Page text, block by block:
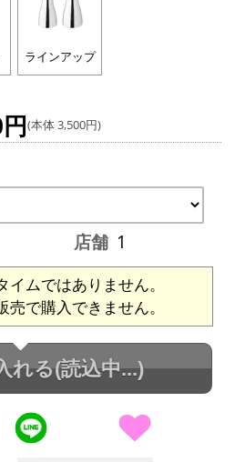
ラインアップ
(本体 3,500円)
店舗 1
ムではありません。
で購入できません。
れる(読込中...)